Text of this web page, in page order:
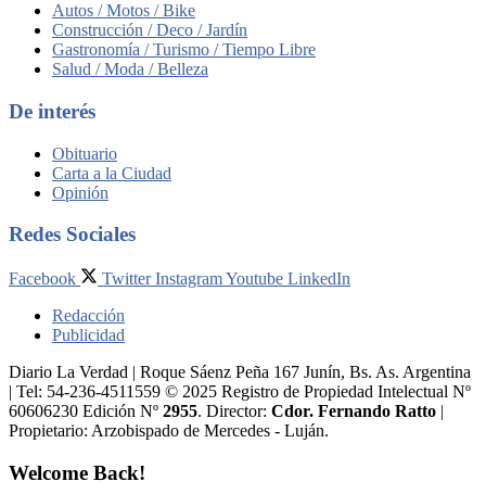
Autos / Motos / Bike
Construcción / Deco / Jardín
Gastronomía / Turismo / Tiempo Libre
Salud / Moda / Belleza
De interés
Obituario
Carta a la Ciudad
Opinión
Redes Sociales
Facebook Twitter InstagramYoutube LinkedIn
Redacción
Publicidad
Diario La Verdad | Roque Sáenz Peña 167 Junín, Bs. As. Argentina
| Tel: 54-236-4511559 © 2025 Registro de Propiedad Intelectual Nº
60606230 Edición Nº 2955. Director:​ Cdor. Fernando Ratto |
Propietario:​ Arzobispado de Mercedes - Luján.
Welcome Back!